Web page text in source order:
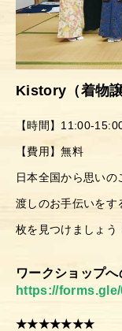
Kistory（着物譲
【時間】11:00-
【費用】無料
日本全国から思い
渡しのお手伝いをす
枚を見つけましょう
ワークショップ
https://
★★★★★★★